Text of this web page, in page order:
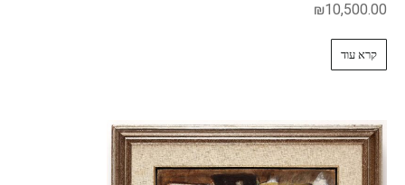
₪10,500.00
קרא עוד